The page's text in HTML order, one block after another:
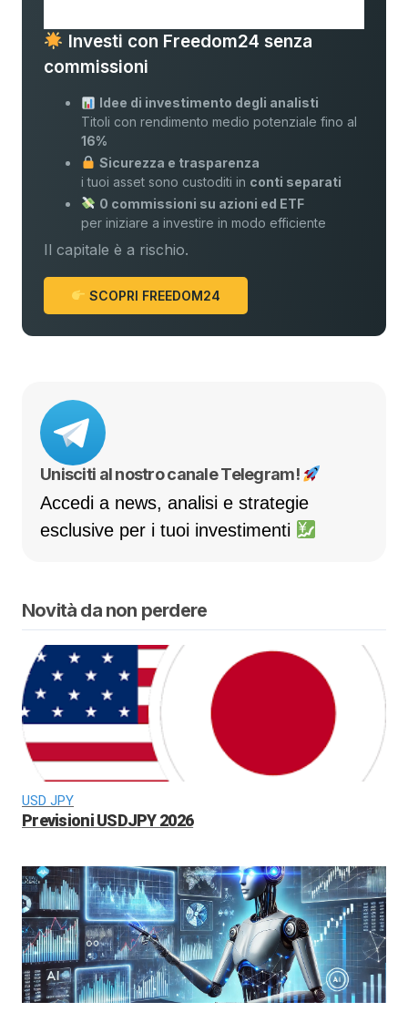
Investi con Freedom24 senza
commissioni
Idee di investimento degli analisti
Titoli con rendimento medio potenziale fino al
16%
Sicurezza e trasparenza
i tuoi asset sono custoditi in conti separati
0 commissioni su azioni ed ETF
per iniziare a investire in modo efficiente
Il capitale è a rischio.
SCOPRI FREEDOM24
Unisciti al nostro canale Telegram!
Accedi a news, analisi e strategie
esclusive per i tuoi investimenti
Novità da non perdere
USD JPY
Previsioni USDJPY 2026